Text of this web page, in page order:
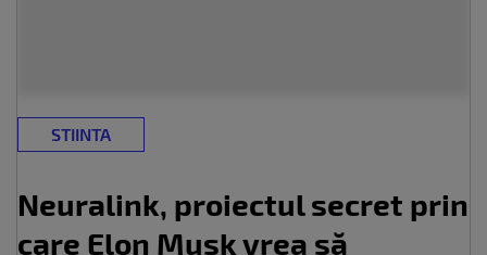
STIINTA
Neuralink, proiectul secret prin
care Elon Musk vrea să